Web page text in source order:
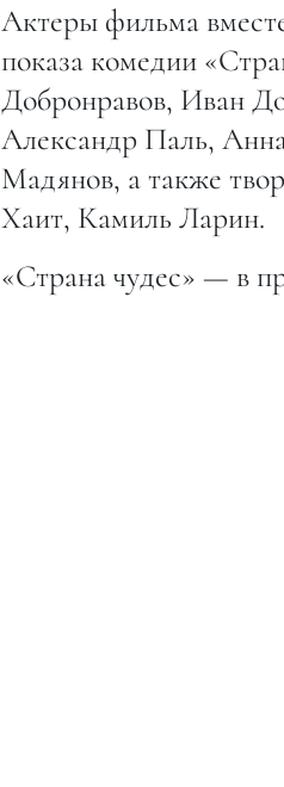
Актеры фильма
показа комедии
Добронравов, Иван
Александр Паль,
Мадянов, а также
Хаит, Камиль Ларин.
«Страна чудес» — в